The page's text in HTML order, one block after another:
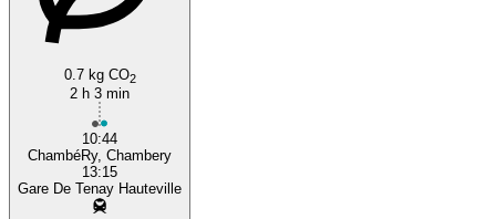
0.7 kg CO2
2 h 3 min
10:44
ChambéRy, Chambery
13:15
Gare De Tenay Hauteville